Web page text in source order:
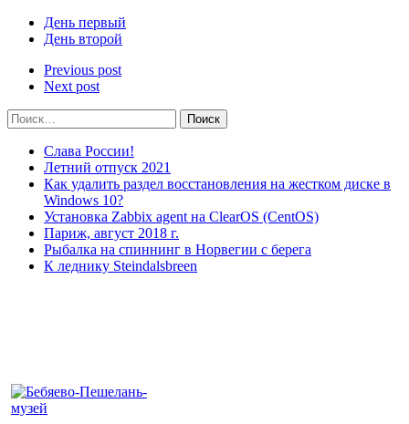
День первый
День второй
Previous post
Next post
Найти:
Слава России!
Летний отпуск 2021
Как удалить раздел восстановления на жестком диске в
Windows 10?
Установка Zabbix agent на ClearOS (CentOS)
Париж, август 2018 г.
Рыбалка на спиннинг в Норвегии с берега
К леднику Steindalsbreen